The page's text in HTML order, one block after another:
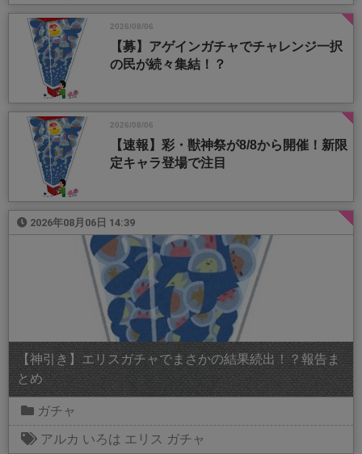
2026/08/06
【募】アゲインガチャでチャレンジ一択
の民が続々集結！？
2026/08/06
【速報】彩・獣神祭が8/8から開催！新限
定キャラ登場で注目
2026年08月06日 14:39
【神引き】エリスガチャでまさかの結果続出！？報告ま
とめ
ガチャ
アルカ いろは エリス ガチャ